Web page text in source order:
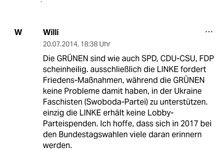
W Willi
20.07.2014, 18:38 Uhr
Die GRÜNEN sind wie auch SPD, CDU-CSU, FDP
scheinheilig. ausschließlich die LINKE fordert
Friedens-Maßnahmen, während die GRÜNEN
keine Probleme damit haben, in der Ukraine
Faschisten (Swoboda-Partei) zu unterstützen.
einzig die LINKE erhält keine Lobby-
Parteispenden. Ich hoffe, dass sich in 2017 bei
den Bundestagswahlen viele daran erinnern
werden.